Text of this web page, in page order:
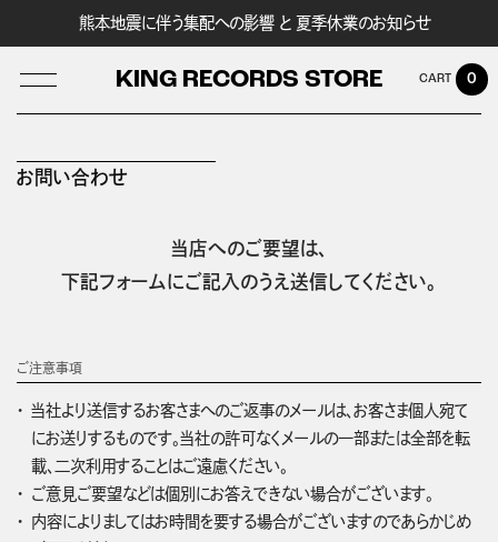
熊本地震に伴う集配への影響 と 夏季休業のお知らせ
KING RECORDS STORE 0
お問い合わせ
当店へのご要望は、
下記フォームにご記入のうえ送信してください。
ご注意事項
当社より送信するお客さまへのご返事のメールは、お客さま個人宛て
にお送りするものです。当社の許可なくメールの一部または全部を転
載、二次利用することはご遠慮ください。
ご意見ご要望などは個別にお答えできない場合がございます。
内容によりましてはお時間を要する場合がございますのであらかじめ